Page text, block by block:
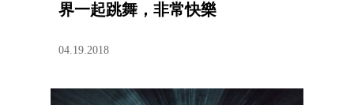
界一起跳舞，非常快樂
04.19.2018